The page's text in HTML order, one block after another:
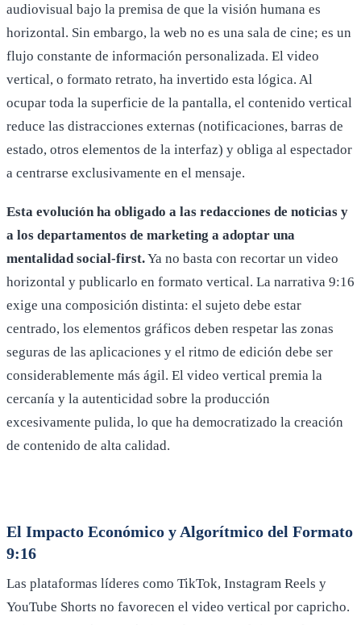
audiovisual bajo la premisa de que la visión humana es
horizontal. Sin embargo, la web no es una sala de cine; es un
flujo constante de información personalizada. El video
vertical, o formato retrato, ha invertido esta lógica. Al
ocupar toda la superficie de la pantalla, el contenido vertical
reduce las distracciones externas (notificaciones, barras de
estado, otros elementos de la interfaz) y obliga al espectador
a centrarse exclusivamente en el mensaje.
Esta evolución ha obligado a las redacciones de noticias y
a los departamentos de marketing a adoptar una
mentalidad social-first.Ya no basta con recortar un video
horizontal y publicarlo en formato vertical. La narrativa 9:16
exige una composición distinta: el sujeto debe estar
centrado, los elementos gráficos deben respetar las zonas
seguras de las aplicaciones y el ritmo de edición debe ser
considerablemente más ágil. El video vertical premia la
cercanía y la autenticidad sobre la producción
excesivamente pulida, lo que ha democratizado la creación
de contenido de alta calidad.
El Impacto Económico y Algorítmico del Formato
9:16
Las plataformas líderes como TikTok, Instagram Reels y
YouTube Shorts no favorecen el video vertical por capricho.